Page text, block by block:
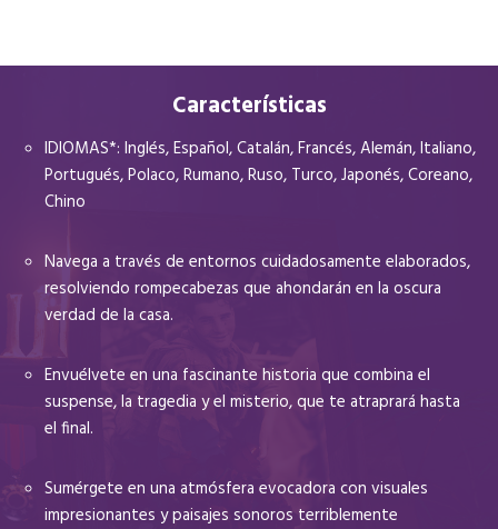
Características
IDIOMAS*: Inglés, Español, Catalán, Francés, Alemán, Italiano,
Portugués, Polaco, Rumano, Ruso, Turco, Japonés, Coreano,
Chino
Navega a través de entornos cuidadosamente elaborados,
resolviendo rompecabezas que ahondarán en la oscura
verdad de la casa.
Envuélvete en una fascinante historia que combina el
suspense, la tragedia y el misterio, que te atraprará hasta
el final.
Sumérgete en una atmósfera evocadora con visuales
impresionantes y paisajes sonoros terriblemente